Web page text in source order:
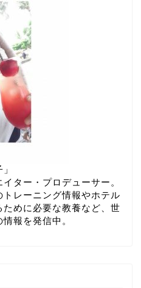
ター・プロデューサー。
レーニング情報やホテル
めに必要な教養など、世
報を発信中。